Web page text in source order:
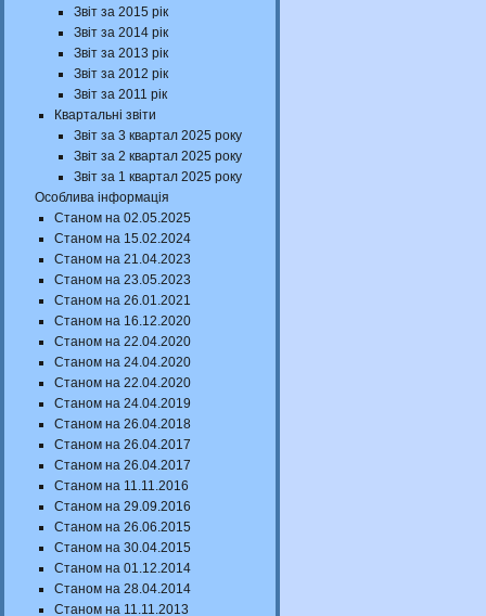
Звіт за 2015 рік
Звіт за 2014 рік
Звіт за 2013 рік
Звіт за 2012 рік
Звіт за 2011 рік
Квартальні звіти
Звіт за 3 квартал 2025 року
Звіт за 2 квартал 2025 року
Звіт за 1 квартал 2025 року
Особлива інформація
Станом на 02.05.2025
Станом на 15.02.2024
Станом на 21.04.2023
Станом на 23.05.2023
Станом на 26.01.2021
Станом на 16.12.2020
Станом на 22.04.2020
Станом на 24.04.2020
Станом на 22.04.2020
Станом на 24.04.2019
Станом на 26.04.2018
Станом на 26.04.2017
Станом на 26.04.2017
Станом на 11.11.2016
Станом на 29.09.2016
Станом на 26.06.2015
Станом на 30.04.2015
Станом на 01.12.2014
Станом на 28.04.2014
Станом на 11.11.2013